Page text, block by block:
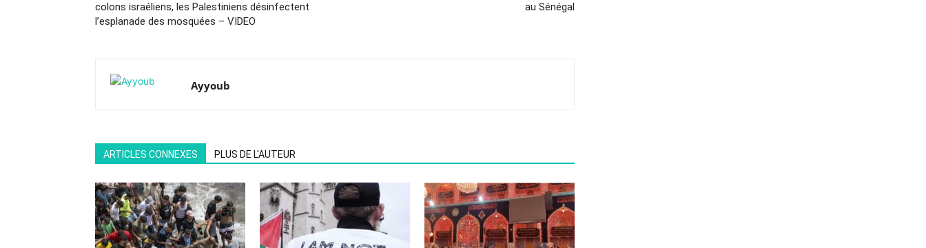
colons israéliens, les Palestiniens désinfectent
l’esplanade des mosquées – VIDEO
au Sénégal
Ayyoub
ARTICLES CONNEXES PLUS DE L'AUTEUR